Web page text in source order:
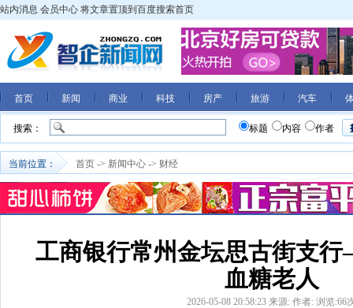
站内消息 会员中心 将文章置顶到百度搜索首页
首页 新闻 商业 科技 房产 旅游 汽车
搜索： 标题 内容 作者
当前位置： 首页 -> 新闻中心 -> 财经
工商银行常州金坛思古街支
血糖老人
2026-05-08 20:58:23 来源: 作者: 浏览:66